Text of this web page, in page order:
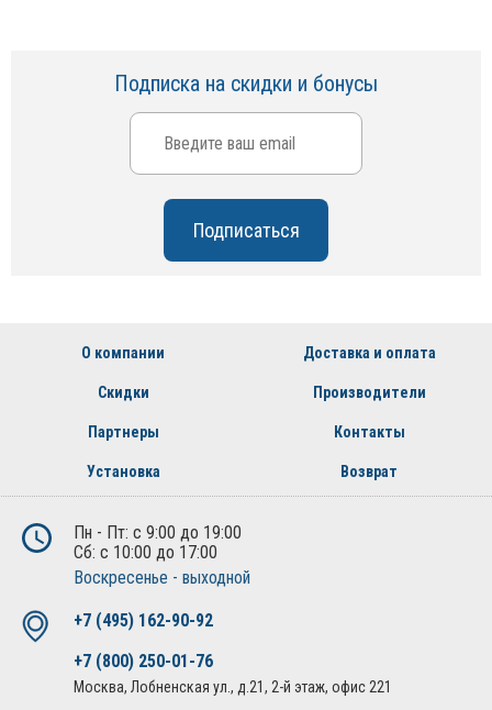
Подписка на скидки и бонусы
О компании Доставка и оплата
Скидки Производители
Партнеры Контакты
Установка Возврат
Пн - Пт: с 9:00 до 19:00
Сб: с 10:00 до 17:00
Воскресенье - выходной
+7 (495) 162-90-92
+7 (800) 250-01-76
Москва, Лобненская ул., д.21, 2-й этаж, офис 221